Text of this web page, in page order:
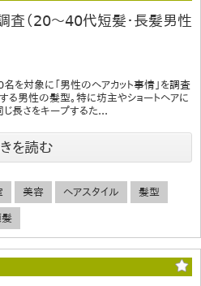
査（20～40代短髪・長髪男性
を対象に「男性のヘアカット事情」を調査
る男性の髪型。特に坊主やショートヘアに
長さをキープするた...
を読む
美容 ヘアスタイル 髪型